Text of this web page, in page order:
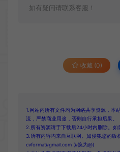
如有疑问请联系客服！
收藏 (0)
1.网站内所有文件均为网络共享资源，本
流，严禁商业用途，否则自行承担后果。
2.所有资源请于下载后24小时内删除。如
3.所有内容均来自互联网。如侵犯您的版
cvformat#gmail.com (#换为@)